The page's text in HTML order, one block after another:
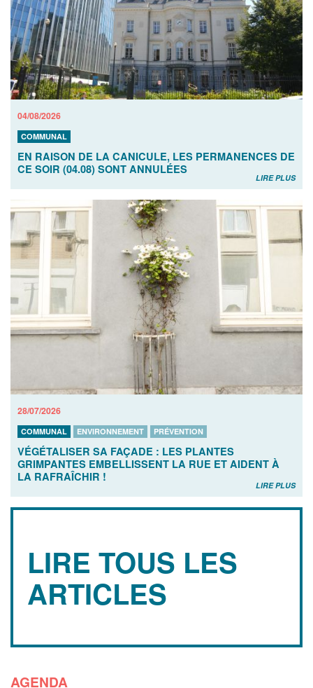
04/08/2026
COMMUNAL
EN RAISON DE LA CANICULE, LES PERMANENCES DE
CE SOIR (04.08) SONT ANNULÉES
LIRE PLUS
28/07/2026
COMMUNAL ENVIRONNEMENT PRÉVENTION
VÉGÉTALISER SA FAÇADE : LES PLANTES
GRIMPANTES EMBELLISSENT LA RUE ET AIDENT À
LA RAFRAÎCHIR !
LIRE PLUS
LIRE TOUS LES
ARTICLES
AGENDA